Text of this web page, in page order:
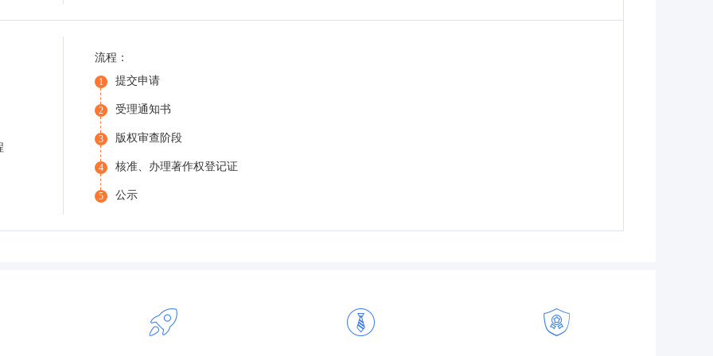
流程：
1 提交申请
2 受理通知书
3 版权审查阶段
4 核准、办理著作权登记证
5 公示